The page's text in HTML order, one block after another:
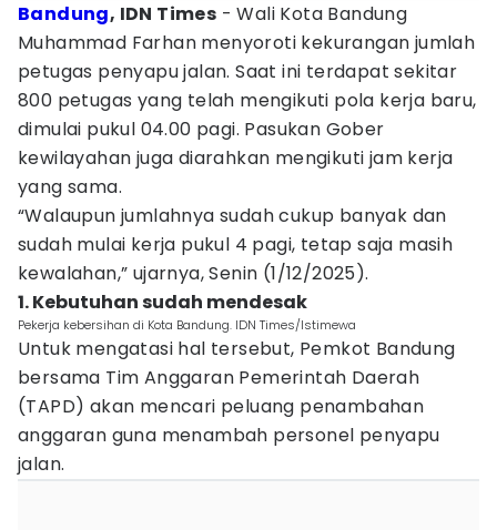
Bandung, IDN Times - Wali Kota Bandung
Muhammad Farhan menyoroti kekurangan jumlah
petugas penyapu jalan. Saat ini terdapat sekitar
800 petugas yang telah mengikuti pola kerja baru,
dimulai pukul 04.00 pagi. Pasukan Gober
kewilayahan juga diarahkan mengikuti jam kerja
yang sama.
“Walaupun jumlahnya sudah cukup banyak dan
sudah mulai kerja pukul 4 pagi, tetap saja masih
kewalahan,” ujarnya, Senin (1/12/2025).
1. Kebutuhan sudah mendesak
Pekerja kebersihan di Kota Bandung. IDN Times/Istimewa
Untuk mengatasi hal tersebut, Pemkot Bandung
bersama Tim Anggaran Pemerintah Daerah
(TAPD) akan mencari peluang penambahan
anggaran guna menambah personel penyapu
jalan.